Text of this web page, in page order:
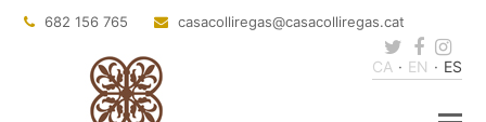
682 156 765 tac.sagerillocasac
@sagerillocasac
Twitter
CA EN ES